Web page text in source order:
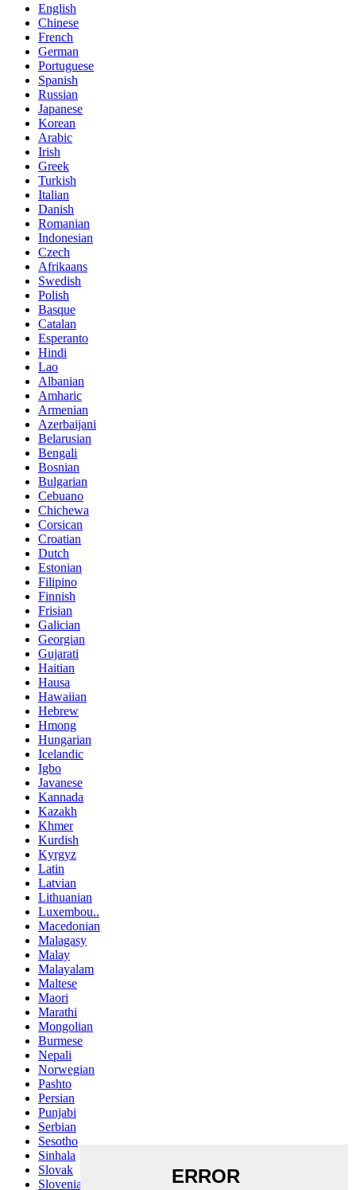
English
Chinese
French
German
Portuguese
Spanish
Russian
Japanese
Korean
Arabic
Irish
Greek
Turkish
Italian
Danish
Romanian
Indonesian
Czech
Afrikaans
Swedish
Polish
Basque
Catalan
Esperanto
Hindi
Lao
Albanian
Amharic
Armenian
Azerbaijani
Belarusian
Bengali
Bosnian
Bulgarian
Cebuano
Chichewa
Corsican
Croatian
Dutch
Estonian
Filipino
Finnish
Frisian
Galician
Georgian
Gujarati
Haitian
Hausa
Hawaiian
Hebrew
Hmong
Hungarian
Icelandic
Igbo
Javanese
Kannada
Kazakh
Khmer
Kurdish
Kyrgyz
Latin
Latvian
Lithuanian
Luxembou..
Macedonian
Malagasy
Malay
Malayalam
Maltese
Maori
Marathi
Mongolian
Burmese
Nepali
Norwegian
Pashto
Persian
Punjabi
Serbian
Sesotho
Sinhala
Slovak
Slovenian